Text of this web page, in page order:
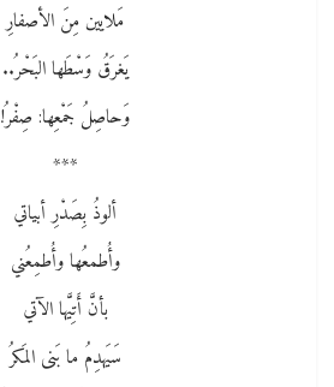
مَلايين مِنَ الأصفارِ
يَغرَقُ وَسْطَها البَحْرُ..
وَحاصِلُ جَمْعِها: صِفْرُ!
***
ألوذُ بِصَدْرِ أبياتي
وأُطمعُها وأُطمِعُني
بأنَّ أَتِيَّها الآتي
سَيَهدِمُ ما بَنى المَكرُ